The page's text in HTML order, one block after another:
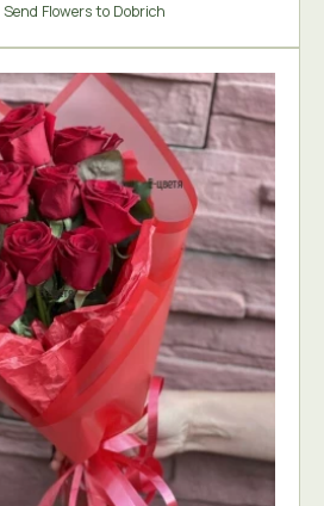
Send Flowers to Dobrich